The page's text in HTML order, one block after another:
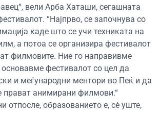
вели Арба Хаташи, сегашната
“Најпрво, се започнува со
каде што се учи техниката на
а потоа се организира фестивалот
филмовите. Ние го направивме
фестивалот со цел да
и меѓународни ментори во Пеќ и да
прават анимирани филмови.“
отпосле, образованието е, сè уште,